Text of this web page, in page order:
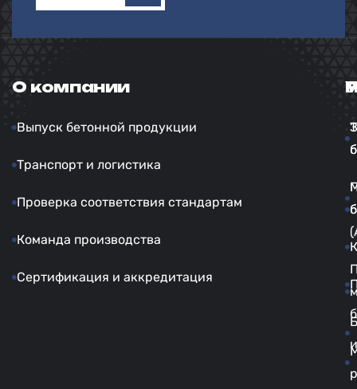
О компании
Выпуск бетонной продукции
Транспорт и логистика
Проверка соответствия стандартам
Команда производства
Сертификация и аккредитация